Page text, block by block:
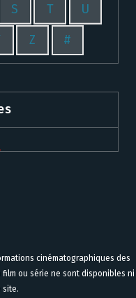
S T U
Z #
cinématographiques des
film ou série ne sont disponibles ni
site.